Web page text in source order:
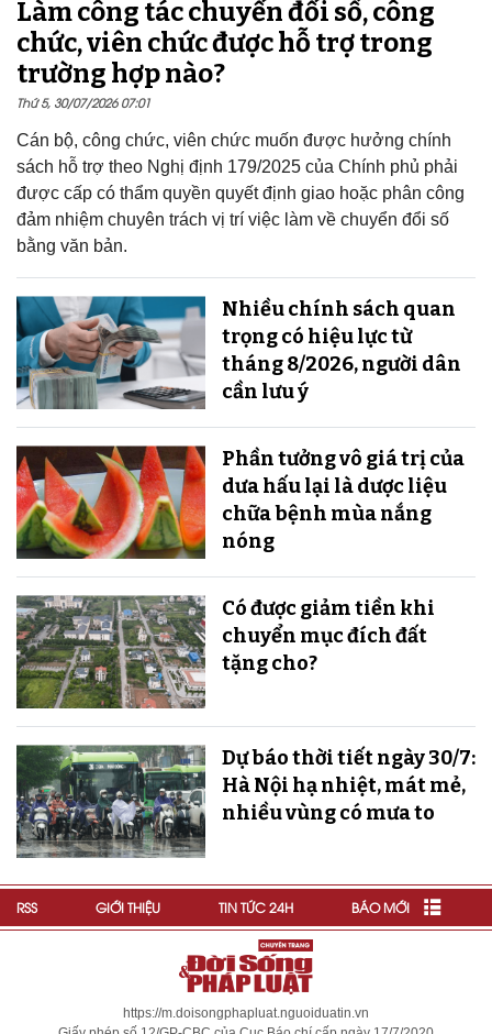
Làm công tác chuyển đổi số, công
chức, viên chức được hỗ trợ trong
trường hợp nào?
Thứ 5, 30/07/2026 07:01
Cán bộ, công chức, viên chức muốn được hưởng chính
sách hỗ trợ theo Nghị định 179/2025 của Chính phủ phải
được cấp có thẩm quyền quyết định giao hoặc phân công
đảm nhiệm chuyên trách vị trí việc làm về chuyển đổi số
bằng văn bản.
Nhiều chính sách quan
trọng có hiệu lực từ
tháng 8/2026, người dân
cần lưu ý
Phần tưởng vô giá trị của
dưa hấu lại là dược liệu
chữa bệnh mùa nắng
nóng
Có được giảm tiền khi
chuyển mục đích đất
tặng cho?
Dự báo thời tiết ngày 30/7:
Hà Nội hạ nhiệt, mát mẻ,
nhiều vùng có mưa to
RSS GIỚI THIỆU TIN TỨC 24H BÁO MỚI
https://m.doisongphapluat.nguoiduatin.vn